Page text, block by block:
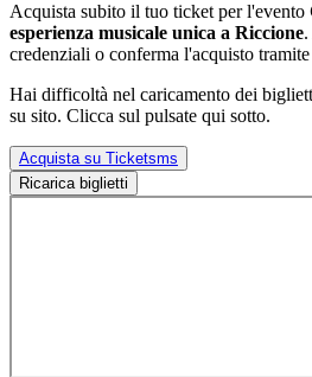
Acquista subito il tuo ticket per l'evento
esperienza musicale unica a Riccione
credenziali o conferma l'acquisto
Hai difficoltà nel caricamento dei
su sito. Clicca sul pulsate qui sotto.
Acquista su Ticketsms
Ricarica biglietti